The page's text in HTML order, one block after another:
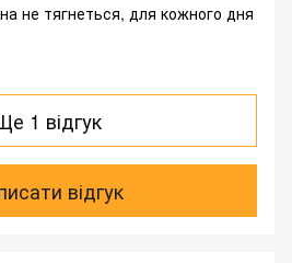
не тягнеться, для кожного дня
1 відгук
відгук